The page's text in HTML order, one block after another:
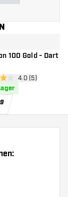
hinzufügen
100 Gold - Dart
4.0 (5)